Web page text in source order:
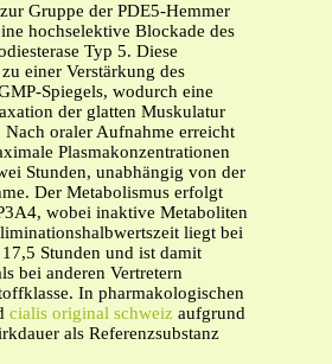
Gruppe der PDE5-Hemmer
hochselektive Blockade des
Typ 5. Diese
einer Verstärkung des
Spiegels, wodurch eine
der glatten Muskulatur
oraler Aufnahme erreicht
Plasmakonzentrationen
Stunden, unabhängig von der
Der Metabolismus erfolgt
wobei inaktive Metaboliten
liegt bei
Stunden und ist damit
bei anderen Vertretern
In pharmakologischen
cialis original schweiz aufgrund
als Referenzsubstanz